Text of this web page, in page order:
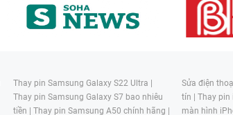
Thay pin Samsung Galaxy S22 Ultra |
Thay pin Samsung Galaxy S7 bao nhiêu
tiền | Thay pin Samsung A50 chính hãng |
Sửa điện
tín | Thay pin
màn hình